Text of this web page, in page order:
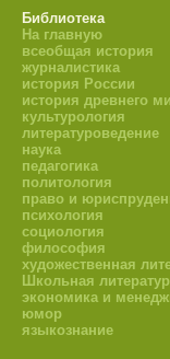
Библиотека
На главную
всеобщая история
журналистика
история России
история древнего
культурология
литературоведение
наука
педагогика
политология
право и
психология
социология
философия
художественная
Школьная
экономика и
юмор
языкознание